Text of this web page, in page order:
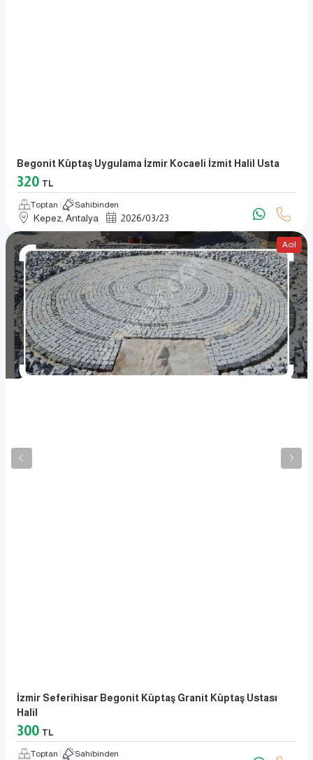
Begonit Küptaş Uygulama İzmir Kocaeli İzmit Halil Usta
320 TL
Toptan Sahibinden
Kepez, Antalya 2026/03/23
Acil
İzmir Seferihisar Begonit Küptaş Granit Küptaş Ustası
Halil
300 TL
Toptan Sahibinden